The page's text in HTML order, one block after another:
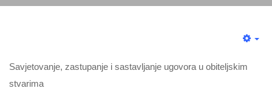
Savjetovanje, zastupanje i sastavljanje ugovora u obiteljskim
stvarima